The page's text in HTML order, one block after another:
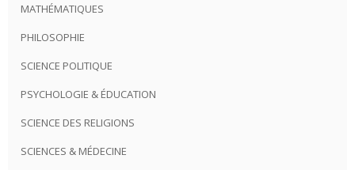
MATHÉMATIQUES
PHILOSOPHIE
SCIENCE POLITIQUE
PSYCHOLOGIE & ÉDUCATION
SCIENCE DES RELIGIONS
SCIENCES & MÉDECINE